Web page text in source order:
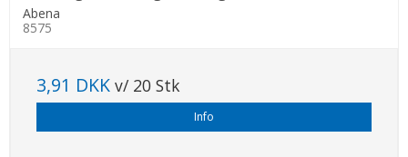
Abena
8575
3,91 DKK v/ 20 Stk
Info